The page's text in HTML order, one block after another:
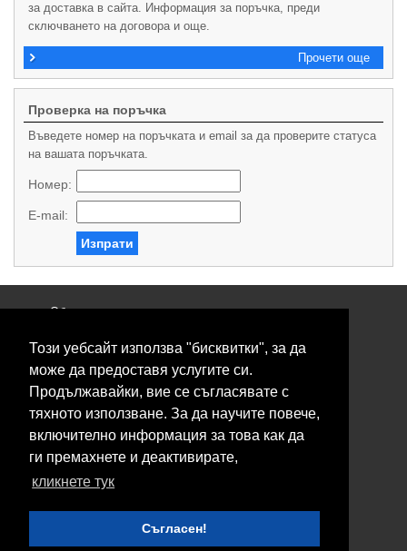
Този уебсайт използва "бисквитки", за да
може да предоставя услугите си.
Продължавайки, вие се съгласявате с
тяхното използване. За да научите повече,
включително информация за това как да
ги премахнете и деактивирате,
кликнете тук
Съгласен!
за доставка в сайта. Информация за поръчка, преди
сключването на договора и още.
Прочети още
Проверка на поръчка
Въведете номер на поръчката и email за да проверите статуса
на вашата поръчката.
Номер:
E-mail:
Изпрати
Общи условия
Свържете се с нас
Контакти
Нашите сервизи
Блог
© 2026 Fransizkup.bg всички права запазени
Изграждане и поддръжка от
Boby_fransizkup